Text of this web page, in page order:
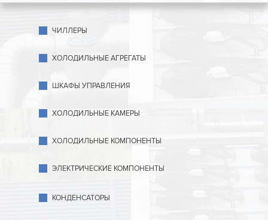
ЧИЛЛЕРЫ
ХОЛОДИЛЬНЫЕ АГРЕГАТЫ
ШКАФЫ УПРАВЛЕНИЯ
ХОЛОДИЛЬНЫЕ КАМЕРЫ
ХОЛОДИЛЬНЫЕ КОМПОНЕНТЫ
ЭЛЕКТРИЧЕСКИЕ КОМПОНЕНТЫ
КОНДЕНСАТОРЫ